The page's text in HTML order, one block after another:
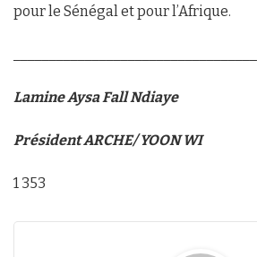
pour le Sénégal et pour l’Afrique.
Lamine Aysa Fall Ndiaye
Président ARCHE/ YOON WI
1 353